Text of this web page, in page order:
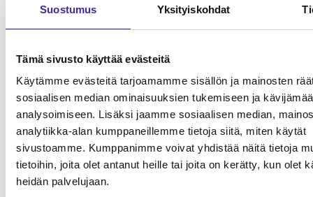
Suostumus Yksityiskohdat
Tämä sivusto käyttää evästeitä
Käytämme evästeitä tarjoamamme sisällön ja mainosten
sosiaalisen median ominaisuuksien tukemiseen ja
analysoimiseen. Lisäksi jaamme sosiaalisen median,
analytiikka-alan kumppaneillemme tietoja siitä, miten käytät
sivustoamme. Kumppanimme voivat yhdistää näitä tietoja
tietoihin, joita olet antanut heille tai joita on kerätty, kun olet
heidän palvelujaan.
Selkärangan välilevytyrä
Kohtalainen 2 000 – 4
Mitä tutkimusdata kertoo?
Ei ohjelmaa (harvinainen)
Kennelliitto
BOAS ja silmäongelmat yleisiä
PetMD
207 (ryhmä 9)
FCI